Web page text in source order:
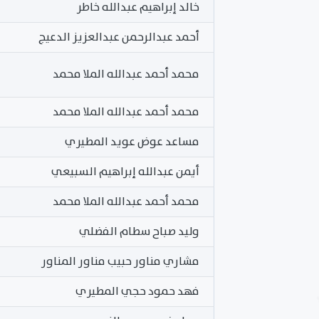
خالد إبراهيم عبدالله خاطر
أحمد عبدالرحمن عبدالعزيز الدعيج
محمد أحمد عبدالله الملا محمد
محمد أحمد عبدالله الملا محمد
مساعد عوض عويد المطيري
أيمن عبدالله إبراهيم السبيعي
محمد أحمد عبدالله الملا محمد
وليد صباح سطام الفضلي
مشاري مناور حبيب مناور المناور
فهد حمود حجي المطيري